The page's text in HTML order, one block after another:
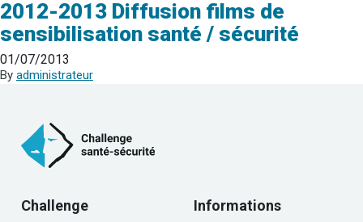
2012-2013 Diffusion films de
sensibilisation santé / sécurité
01/07/2013
By administrateur
Challenge Informations